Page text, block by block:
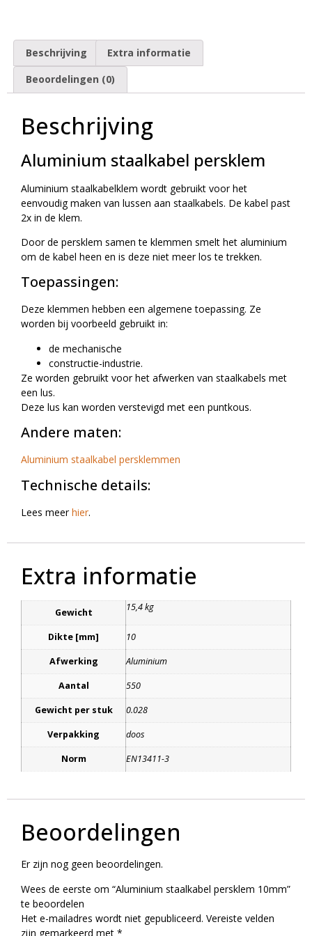
Beschrijving Extra informatie
Beoordelingen (0)
Beschrijving
Aluminium staalkabel persklem
Aluminium staalkabelklem wordt gebruikt voor het
eenvoudig maken van lussen aan staalkabels. De kabel past
2x in de klem.
Door de persklem samen te klemmen smelt het aluminium
om de kabel heen en is deze niet meer los te trekken.
Toepassingen:
Deze klemmen hebben een algemene toepassing. Ze
worden bij voorbeeld gebruikt in:
de mechanische
constructie-industrie.
Ze worden gebruikt voor het afwerken van staalkabels met
een lus.
Deze lus kan worden verstevigd met een puntkous.
Andere maten:
Aluminium staalkabel persklemmen
Technische details:
Lees meerhier.
Extra informatie
Gewicht 15,4 kg
Dikte [mm] 10
Afwerking Aluminium
Aantal 550
Gewicht per stuk 0.028
Verpakking doos
Norm EN13411-3
Beoordelingen
Er zijn nog geen beoordelingen.
Wees de eerste om “Aluminium staalkabel persklem 10mm”
te beoordelen
Het e-mailadres wordt niet gepubliceerd. Vereiste velden
zijn gemarkeerd met *